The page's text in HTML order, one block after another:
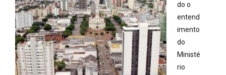
do o
entend
imento
do
Ministé
rio